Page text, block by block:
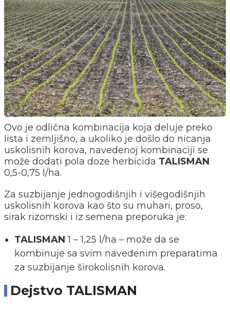
Ovo je odlična kombinacija koja deluje preko
lista i zemljišno, a ukoliko je došlo do nicanja
uskolisnih korova, navedenoj kombinaciji se
može dodati pola doze herbicida TALISMAN
0,5-0,75 l/ha.
Za suzbijanje jednogodišnjih i višegodišnjih
uskolisnih korova kao što su muhari, proso,
sirak rizomski i iz semena preporuka je:
TALISMAN 1 – 1,25 l/ha – može da se
kombinuje sa svim navedenim preparatima
za suzbijanje širokolisnih korova.
Dejstvo TALISMAN